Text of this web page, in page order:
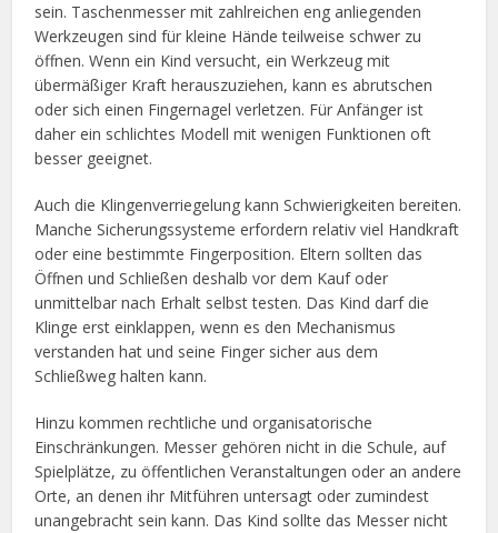
sein. Taschenmesser mit zahlreichen eng anliegenden
Werkzeugen sind für kleine Hände teilweise schwer zu
öffnen. Wenn ein Kind versucht, ein Werkzeug mit
übermäßiger Kraft herauszuziehen, kann es abrutschen
oder sich einen Fingernagel verletzen. Für Anfänger ist
daher ein schlichtes Modell mit wenigen Funktionen oft
besser geeignet.
Auch die Klingenverriegelung kann Schwierigkeiten bereiten.
Manche Sicherungssysteme erfordern relativ viel Handkraft
oder eine bestimmte Fingerposition. Eltern sollten das
Öffnen und Schließen deshalb vor dem Kauf oder
unmittelbar nach Erhalt selbst testen. Das Kind darf die
Klinge erst einklappen, wenn es den Mechanismus
verstanden hat und seine Finger sicher aus dem
Schließweg halten kann.
Hinzu kommen rechtliche und organisatorische
Einschränkungen. Messer gehören nicht in die Schule, auf
Spielplätze, zu öffentlichen Veranstaltungen oder an andere
Orte, an denen ihr Mitführen untersagt oder zumindest
unangebracht sein kann. Das Kind sollte das Messer nicht